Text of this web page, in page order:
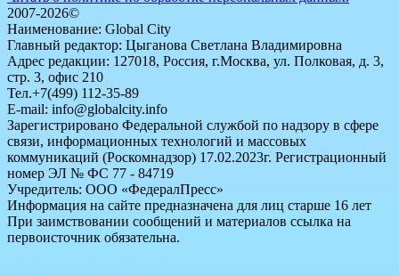
2007-2026©
Наименование: Global City
Главный редактор: Цыганова Светлана Владимировна
Адрес редакции: 127018, Россия, г.Москва, ул. Полковая, д. 3,
стр. 3, офис 210
Тел.+7(499) 112-35-89
E-mail: info@globalcity.info
Зарегистрировано Федеральной службой по надзору в сфере
связи, информационных технологий и массовых
коммуникаций (Роскомнадзор) 17.02.2023г. Регистрационный
номер ЭЛ № ФС 77 - 84719
Учредитель: ООО «ФедералПресс»
Информация на сайте предназначена для лиц старше 16 лет
При заимствовании сообщений и материалов ссылка на
первоисточник обязательна.